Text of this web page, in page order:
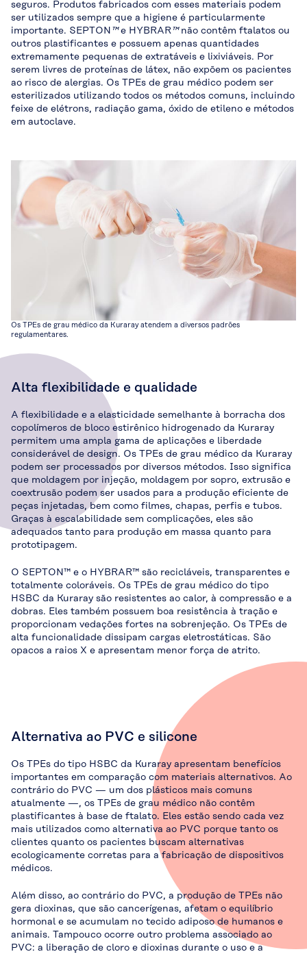
seguros. Produtos fabricados com esses materiais podem
ser utilizados sempre que a higiene é particularmente
importante. SEPTON ™e HYBRAR™não contêm ftalatos ou
outros plastificantes e possuem apenas quantidades
extremamente pequenas de extratáveis e lixiviáveis. Por
serem livres de proteínas de látex, não expõem os pacientes
ao risco de alergias. Os TPEs de grau médico podem ser
esterilizados utilizando todos os métodos comuns, incluindo
feixe de elétrons, radiação gama, óxido de etileno e métodos
em autoclave.
Os TPEs de grau médico da Kuraray atendem a diversos padrões
regulamentares.
Alta flexibilidade e qualidade
A flexibilidade e a elasticidade semelhante à borracha dos
copolímeros de bloco estirênico hidrogenado da Kuraray
permitem uma ampla gama de aplicações e liberdade
considerável de design. Os TPEs de grau médico da Kuraray
podem ser processados por diversos métodos. Isso significa
que moldagem por injeção, moldagem por sopro, extrusão e
coextrusão podem ser usados para a produção eficiente de
peças injetadas, bem como filmes, chapas, perfis e tubos.
Graças à escalabilidade sem complicações, eles são
adequados tanto para produção em massa quanto para
prototipagem.
O SEPTON™ e o HYBRAR™ são recicláveis, transparentes e
totalmente coloráveis. Os TPEs de grau médico do tipo
HSBC da Kuraray são resistentes ao calor, à compressão e a
dobras. Eles também possuem boa resistência à tração e
proporcionam vedações fortes na sobrenjeção. Os TPEs de
alta funcionalidade dissipam cargas eletrostáticas. São
opacos a raios X e apresentam menor força de atrito.
Alternativa ao PVC e silicone
Os TPEs do tipo HSBC da Kuraray apresentam benefícios
importantes em comparação com materiais alternativos. Ao
contrário do PVC — um dos plásticos mais comuns
atualmente —, os TPEs de grau médico não contêm
plastificantes à base de ftalato. Eles estão sendo cada vez
mais utilizados como alternativa ao PVC porque tanto os
clientes quanto os pacientes buscam alternativas
ecologicamente corretas para a fabricação de dispositivos
médicos.
Além disso, ao contrário do PVC, a produção de TPEs não
gera dioxinas, que são cancerígenas, afetam o equilíbrio
hormonal e se acumulam no tecido adiposo de humanos e
animais. Tampouco ocorre outro problema associado ao
PVC: a liberação de cloro e dioxinas durante o uso e a